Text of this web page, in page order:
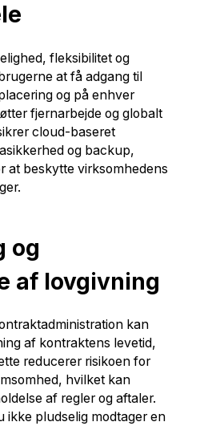
fleksibilitet og
at få adgang til
og på enhver
fjernarbejde og globalt
cloud-baseret
og backup,
at beskytte virksomhedens
og
af lovgivning
kan
af kontraktens levetid,
reducerer risikoen for
hvilket kan
af regler og aftaler.
ikke pludselig modtager en